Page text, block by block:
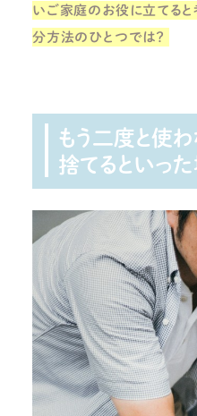
いご家庭のお役に立てると
分方法のひとつでは？
もう二度と使
捨てるといっ